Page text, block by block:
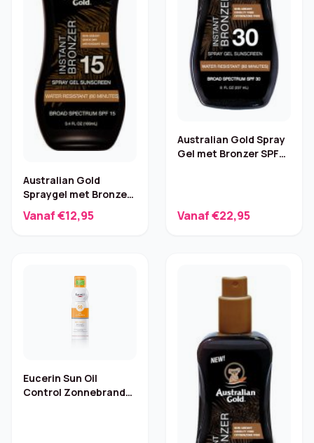
Australian Gold
Spraygel met Bronzer
SPF 15 – 100 ml
Vanaf €12,95
Australian Gold Spray
Gel met Bronzer SPF
Vanaf €22,95
Eucerin Sun Oil
Control Zonnebrand